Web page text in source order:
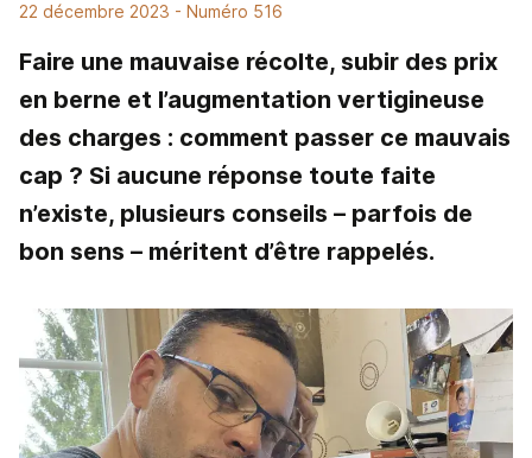
22 décembre 2023 - Numéro 516
Faire une mauvaise récolte, subir des prix
en berne et l’augmentation vertigineuse
des charges : comment passer ce mauvais
cap ? Si aucune réponse toute faite
n’existe, plusieurs conseils – parfois de
bon sens – méritent d’être rappelés.